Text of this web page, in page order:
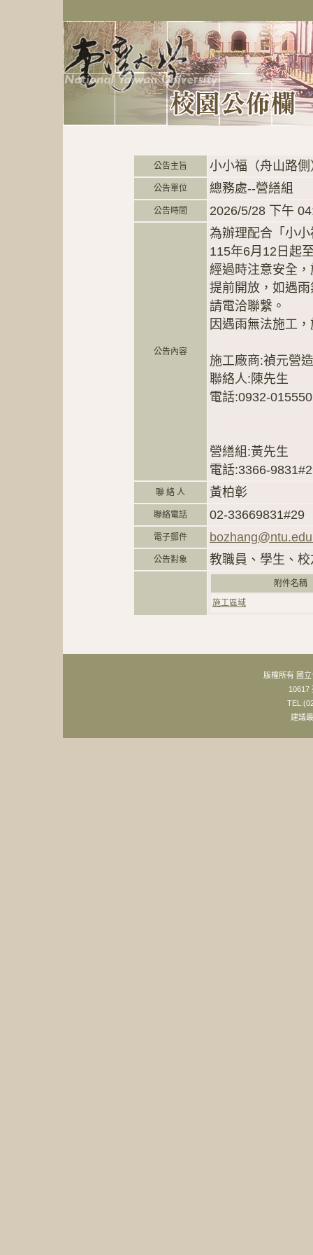
公告主旨 小小福（舟山路
公告單位 總務處--營繕組
公告時間 2026/5/28 下午
公告內容
為辦理配合「小
115年6月12日起
經過時注意安全
提前開放，如遇
請電洽聯繫。
因遇雨無法施工
施工廠商:禎元營
聯絡人:陳先生
電話:0932-015550
營繕組:黃先生
電話:3366-
聯 絡 人 黃柏彰
聯絡電話 02-33669831#29
電子郵件
公告對象 教職員、學生、
附件名
施工區域
版權所有 國
10617
建議